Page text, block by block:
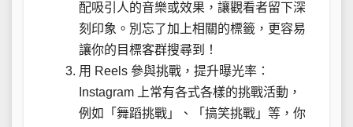
配吸引人的音樂或效果，讓觀看者留下深
刻印象。別忘了加上相關的標籤，更容易
讓你的目標客群搜尋到！
用 Reels 參與挑戰，提升曝光率：
Instagram 上常有各式各樣的挑戰活動，
例如「舞蹈挑戰」、「搞笑挑戰」等，你